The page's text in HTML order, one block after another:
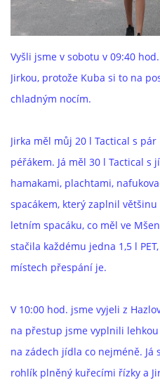
Vyšli jsme v sobotu v 09:40
Jirkou, protože Kuba si to na
chladným nocím.
Jirka měl můj 20 l Tactical s
péřákem. Já měl 30 l Tactical s
hamakami, plachtami,
spacákem, který zaplnil
letním spacáku, co měl ve
stačila každému jedna 1,5 l
místech přespání je.
V 10:00 hod. jsme vyjeli z
na přestup jsme vyplnili
na zádech jídla co nejméně. Já
rohlík plněný kuřecími řízky a